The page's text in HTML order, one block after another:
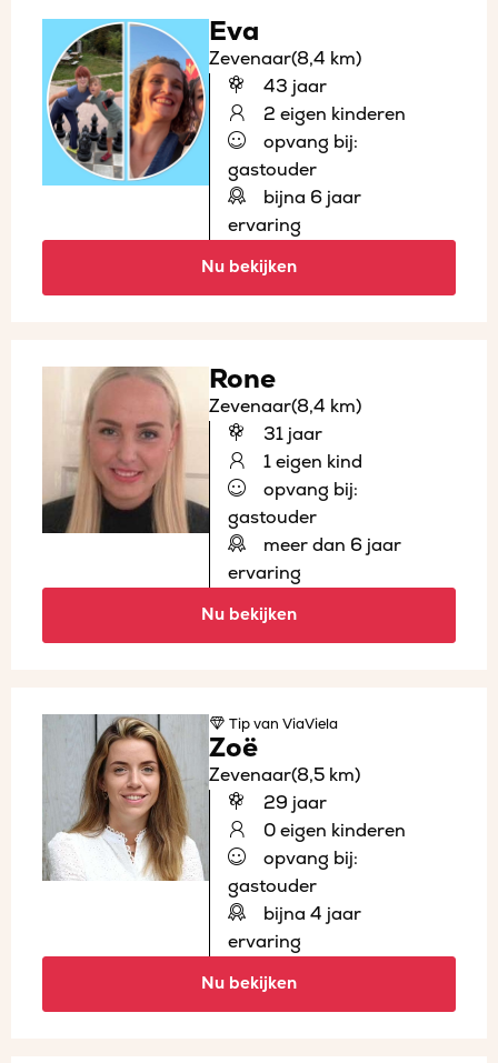
Eva
Zevenaar(8,4 km)
43 jaar
2 eigen kinderen
opvang bij:
gastouder
bijna 6 jaar
ervaring
Nu bekijken
Rone
Zevenaar(8,4 km)
31 jaar
1 eigen kind
opvang bij:
gastouder
meer dan 6 jaar
ervaring
Nu bekijken
Tipvan ViaViela
Zoë
Zevenaar(8,5 km)
29 jaar
0 eigen kinderen
opvang bij:
gastouder
bijna 4 jaar
ervaring
Nu bekijken